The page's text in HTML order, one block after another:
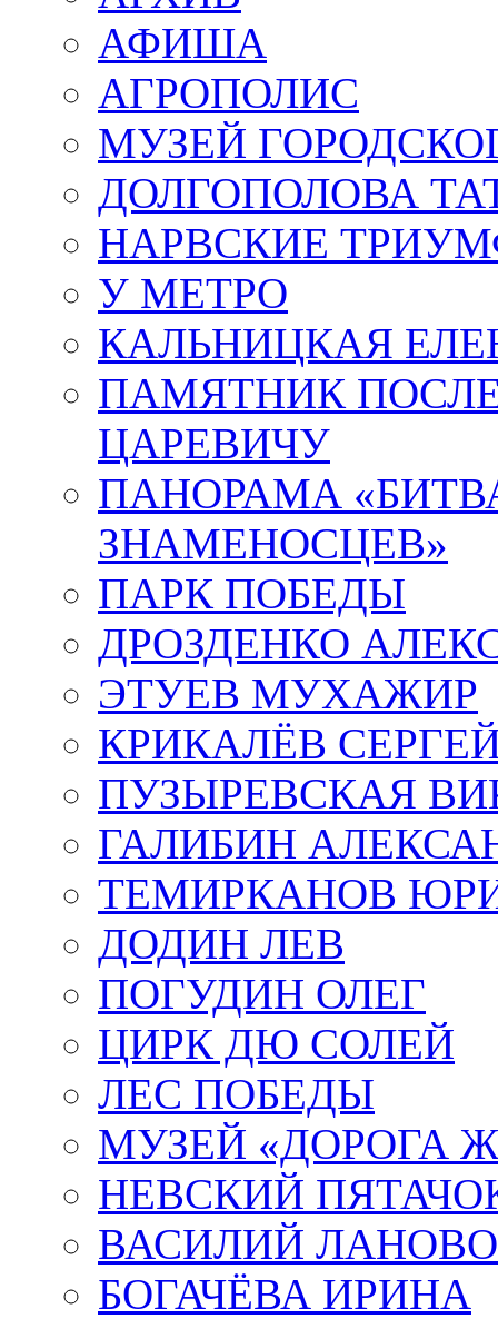
АФИША
АГРОПОЛИС
МУЗЕЙ
ДОЛГОПОЛОВА
НАРВСКИЕ
У МЕТРО
КАЛЬНИЦКАЯ
ПАМЯТНИК
ЦАРЕВИЧУ
ПАНОРАМА
ЗНАМЕНОСЦЕВ»
ПАРК ПОБЕДЫ
ДРОЗДЕНКО
ЭТУЕВ МУХАЖИР
КРИКАЛЁВ
ПУЗЫРЕВСКАЯ
ГАЛИБИН
ТЕМИРКАНОВ
ДОДИН ЛЕВ
ПОГУДИН ОЛЕГ
ЦИРК ДЮ СОЛЕЙ
ЛЕС ПОБЕДЫ
МУЗЕЙ «ДОРОГА
НЕВСКИЙ
ВАСИЛИЙ
БОГАЧЁВА ИРИНА